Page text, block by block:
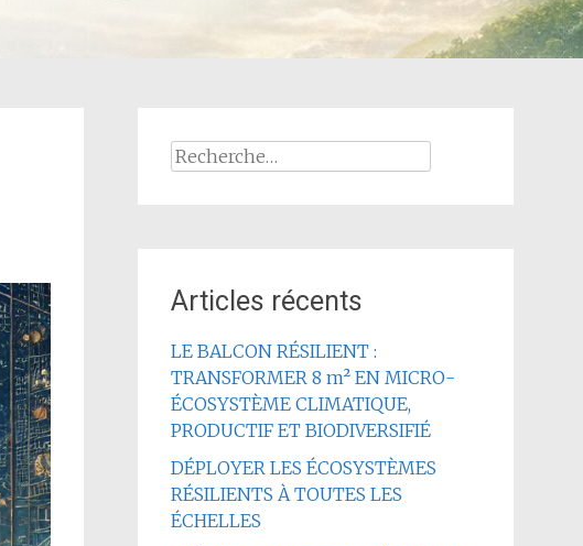
Rechercher :
Articles récents
LE BALCON RÉSILIENT :
TRANSFORMER 8 m² EN MICRO-
ÉCOSYSTÈME CLIMATIQUE,
PRODUCTIF ET BIODIVERSIFIÉ
DÉPLOYER LES ÉCOSYSTÈMES
RÉSILIENTS À TOUTES LES
ÉCHELLES